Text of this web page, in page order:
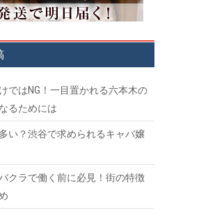
ではNG！一目置かれる六本木の
るためには
い？渋谷で求められるキャバ嬢
クラで働く前に必見！街の特徴